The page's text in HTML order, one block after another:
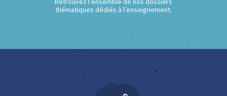
thématiques dédiés à l’enseignement.